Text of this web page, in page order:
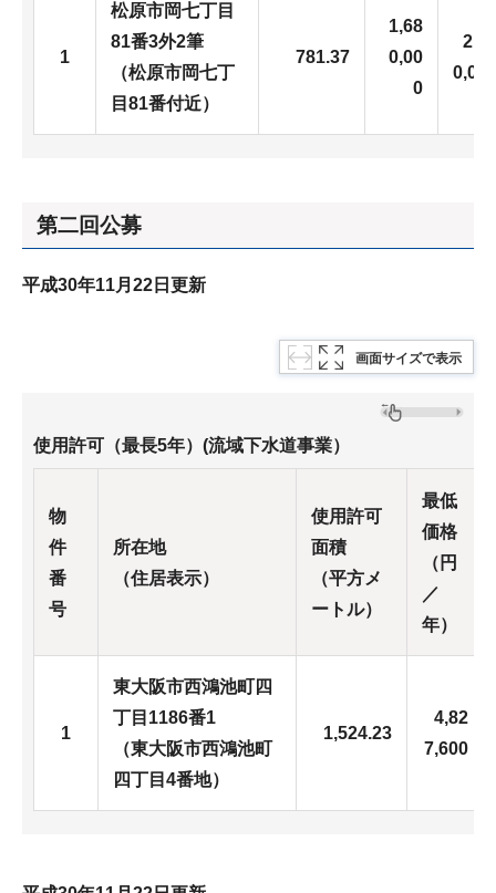
1
松原市岡七丁目
81番3外2筆
（松原市岡七丁
目81番付近）
781.37
1,68
0,00
0
2,01
0,000
第二回公募
平成30年11月22日更新
画面サイズで表示
使用許可（最長5年）(流域下水道事業）
物
件
番
号
所在地
（住居表示）
使用許可
面積
（平方メ
ートル）
最低
価格
（円
／
年）
1
東大阪市西鴻池町四
丁目1186番1
（東大阪市西鴻池町
四丁目4番地）
1,524.23
4,82
7,600